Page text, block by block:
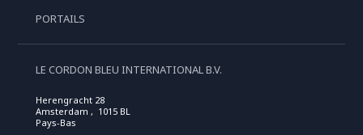
PORTAILS
LE CORDON BLEU INTERNATIONAL B.V.
Herengracht 28
Amsterdam , 1015 BL
Pays-Bas